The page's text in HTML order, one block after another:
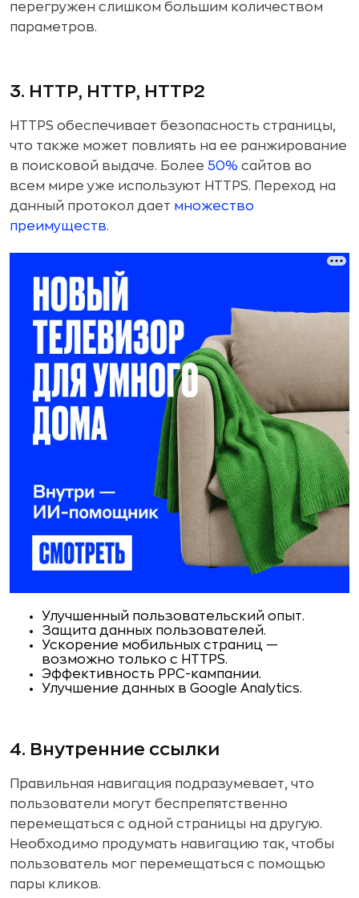
перегружен слишком большим количеством
параметров.
3. HTTP, HTTP, HTTP2
HTTPS обеспечивает безопасность страницы,
что также может повлиять на ее ранжирование
в поисковой выдаче. Более 50% сайтов во
всем мире уже используют HTTPS. Переход на
данный протокол дает множество
преимуществ.
Улучшенный пользовательский опыт.
Защита данных пользователей.
Ускорение мобильных страниц —
возможно только с HTTPS.
Эффективность PPC-кампании.
Улучшение данных в Google Analytics.
4. Внутренние ссылки
Правильная навигация подразумевает, что
пользователи могут беспрепятственно
перемещаться с одной страницы на другую.
Необходимо продумать навигацию так, чтобы
пользователь мог перемещаться с помощью
пары кликов.